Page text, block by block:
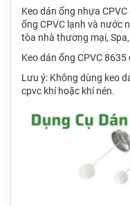
Keo dán ống nhựa
ống CPVC lạnh và nước
tòa nhà thương mại,
Keo dán ống CPVC
Lưu ý: Không dùng keo
cpvc khí hoặc khí nén.